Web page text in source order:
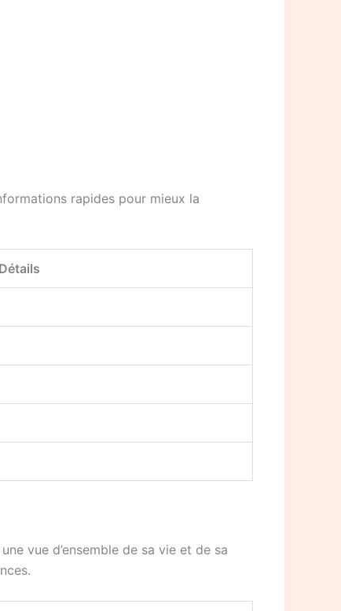
rapides pour mieux la
Détails
vue d’ensemble de sa vie et de sa